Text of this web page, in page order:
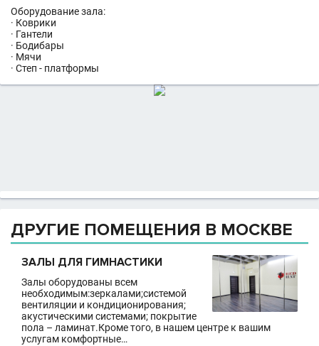
Оборудование зала:
· Коврики
· Гантели
· Бодибары
· Мячи
· Степ - платформы
ДРУГИЕ ПОМЕЩЕНИЯ В МОСКВЕ
ЗАЛЫ ДЛЯ ГИМНАСТИКИ
Залы оборудованы всем
необходимым:зеркалами;системой
вентиляции и кондиционирования;
акустическими системами; покрытие
пола – ламинат.Кроме того, в нашем центре к вашим
услугам комфортные…